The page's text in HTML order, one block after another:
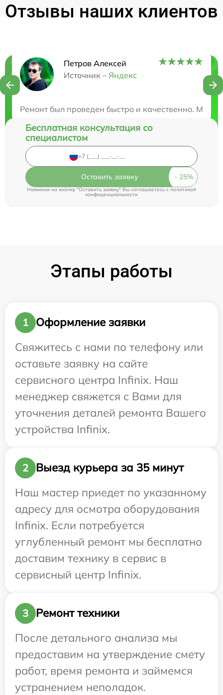
Отзывы наших клиентов
Петров Алексей
Источник – Яндекс
Ремонт был проведен быстро и качественно. Мой
Нужна консультация?
Бесплатная консультация со
специалистом
Оставить заявку
Нажимая на кнопку "Оставить заявку" Вы соглашаетесь cполитикой
конфиденциальности
Этапы работы
1
Оформление заявки
Свяжитесь с нами по телефону или
оставьте заявку на сайте
сервисного центра Infinix. Наш
менеджер свяжется с Вами для
уточнения деталей ремонта Вашего
устройства Infinix.
2
Выезд курьера за 35 минут
Наш мастер приедет по указанному
адресу для осмотра оборудования
Infinix. Если потребуется
углубленный ремонт мы бесплатно
доставим технику в сервис в
сервисный центр Infinix.
3
Ремонт техники
После детального анализа мы
предоставим на утверждение смету
работ, время ремонта и займемся
устранением неполадок.